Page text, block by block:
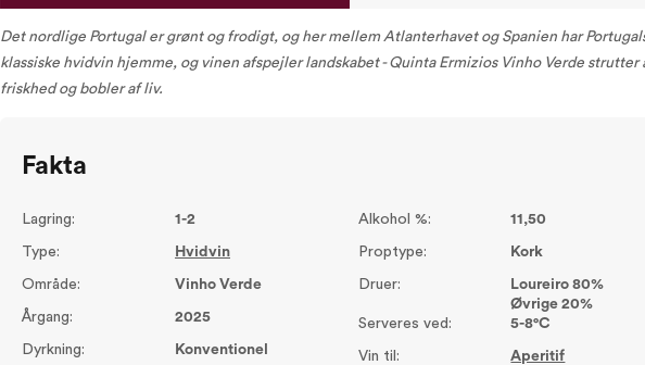
Det nordlige Portugal er grønt og frodigt, og her mellem Atlanterhavet og Spanien har
klassiske hvidvin hjemme, og vinen afspejler landskabet - Quinta Ermizios Vinho Verde strutter
friskhed og bobler af liv.
Fakta
Lagring: 1-2
Type: Hvidvin
Område: Vinho Verde
Årgang: 2025
Dyrkning: Konventionel
Alkohol %: 11,50
Proptype: Kork
Druer:
Loureiro 80%
Øvrige 20%
Serveres ved:
5-8°C
Vin til:
Aperitif